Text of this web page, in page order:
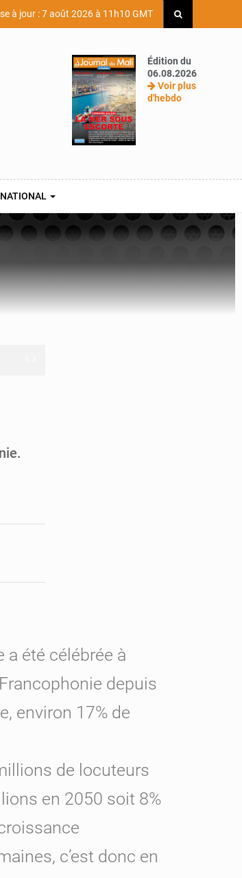
à jour : 7 août 2026 à 11h10 GMT
Édition du
06.08.2026
Voir plus
d'hebdo
été célébrée à
depuis
environ 17% de
de locuteurs
en 2050 soit 8%
c’est donc en